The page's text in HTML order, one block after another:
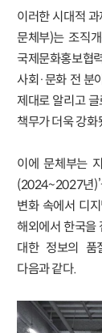
이러한 시대적
문체부)는 조직
국제문화홍보협
사회·문화 전 분
제대로 알리고
책무가 더욱 강화
이에 문체부는
(2024~2027년
변화 속에서 디
해외에서 한국을
대한 정보의 품
다음과 같다.